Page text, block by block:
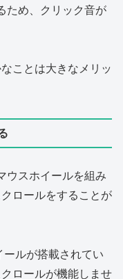
ため、クリック音が
ことは大きなメリッ
ウスホイールを組み
ロールをすることが
ールが搭載されてい
ロールが機能しませ